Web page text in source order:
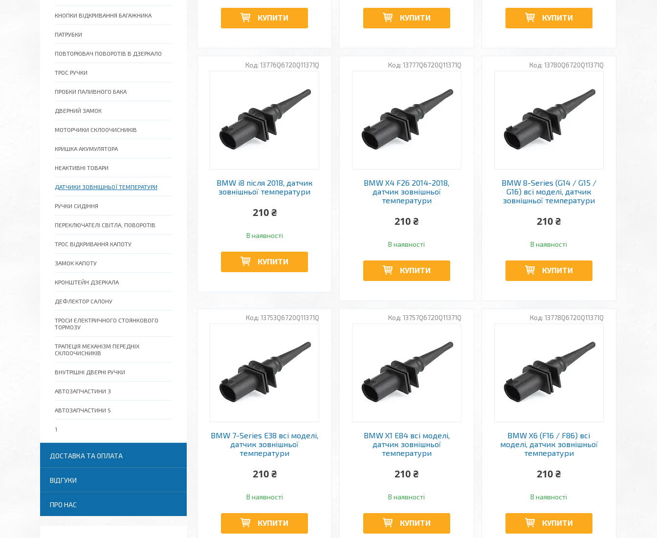
КУПИТИ КУПИТИ КУПИТИ
13776Q6720Q11371Q
BMW i8 після 2018, датчик
зовнішньої температури
210 ₴
В наявності
КУПИТИ
13777Q6720Q11371Q
BMW X4 F26 2014-2018,
датчик зовнішньої
температури
210 ₴
В наявності
КУПИТИ
13780Q6720Q11371Q
BMW 8-Series (G14 / G15 /
G16) всі моделі, датчик
зовнішньої температури
210 ₴
В наявності
КУПИТИ
13753Q6720Q11371Q
BMW 7-Series E38 всі моделі,
датчик зовнішньої
температури
210 ₴
В наявності
КУПИТИ
13757Q6720Q11371Q
BMW X1 E84 всі моделі,
датчик зовнішньої
температури
210 ₴
В наявності
КУПИТИ
13778Q6720Q11371Q
BMW X6 (F16 / F86) всі
моделі, датчик зовнішньої
температури
210 ₴
В наявності
КУПИТИ
КНОПКИ ВІДКРИВАННЯ БАГАЖНИКА
ПАТРУБКИ
ПОВТОРЮВАЧ ПОВОРОТІВ В ДЗЕРКАЛО
ТРОС РУЧКИ
ПРОБКИ ПАЛИВНОГО БАКА
ДВЕРНИЙ ЗАМОК
МОТОРЧИКИ СКЛООЧИСНИКІВ
КРИШКА АКУМУЛЯТОРА
НЕАКТИВНІ ТОВАРИ
ДАТЧИКИ ЗОВНІШНЬОЇ ТЕМПЕРАТУРИ
РУЧКИ СИДІННЯ
ПЕРЕКЛЮЧАТЕЛІ СВІТЛА, ПОВОРОТІВ
ТРОС ВІДКРИВАННЯ КАПОТУ
ЗАМОК КАПОТУ
КРОНШТЕЙН ДЗЕРКАЛА
ДЕФЛЕКТОР САЛОНУ
ТРОСИ ЕЛЕКТРИЧНОГО СТОЯНКОВОГО
ТОРМОЗУ
ТРАПЕЦІЯ МЕХАНІЗМ ПЕРЕДНІХ
СКЛООЧИСНИКІВ
ВНУТРІШНІ ДВЕРНІ РУЧКИ
АВТОЗАПЧАСТИНИ 3
АВТОЗАПЧАСТИНИ S
1
ДОСТАВКА ТА ОПЛАТА
ВІДГУКИ
ПРО НАС